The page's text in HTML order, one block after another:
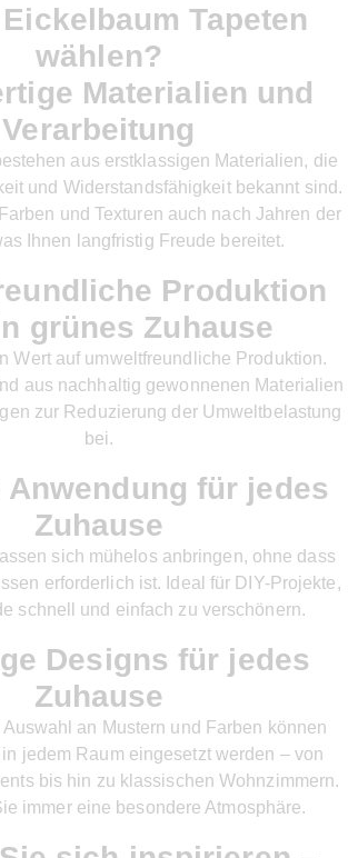
Tapeten
wählen?
Materialien und
Verarbeitung
aus erstklassigen Materialien, die
und Widerstandsfähigkeit bekannt sind.
und Texturen auch nach Jahren der
Ihnen langfristig Freude bereitet.
Produktion
grünes Zuhause
Wert auf umweltfreundliche Produktion.
aus nachhaltig gewonnenen Materialien
zur Reduzierung der Umweltbelastung
bei.
Anwendung für jedes
Zuhause
sich mühelos anbringen, ohne dass
erforderlich ist. Ideal für DIY-Projekte,
schnell und einfach zu verschönern.
Designs für jedes
Zuhause
Auswahl an Mustern und Farben können
jedem Raum eingesetzt werden – von
bis hin zu klassischen Wohnzimmern.
immer eine besondere Atmosphäre.